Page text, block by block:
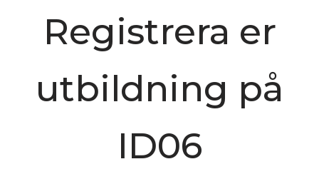
Registrera er
utbildning på
ID06